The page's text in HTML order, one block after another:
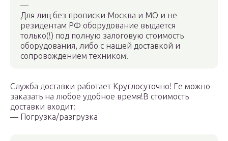
—
Для лиц без прописки Москва и МО и не
резидентам РФ оборудование выдается
только(!) под полную залоговую стоимость
оборудования, либо с нашей доставкой и
сопровождением техником!
Служба доставки работает Круглосуточно! Ее можно
заказать на любое удобное время!В стоимость
доставки входит:
— Погрузка/разгрузка